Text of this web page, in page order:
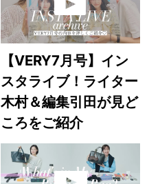
【VERY7月号】イン
スタライブ！ライター
木村＆編集引田が見ど
ころをご紹介